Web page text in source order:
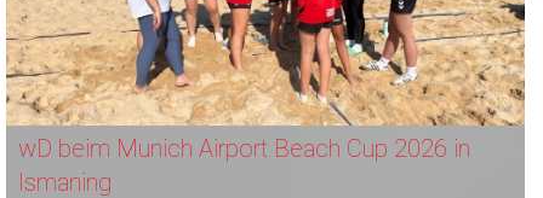
wD beim Munich Airport Beach Cup 2026 in
Ismaning